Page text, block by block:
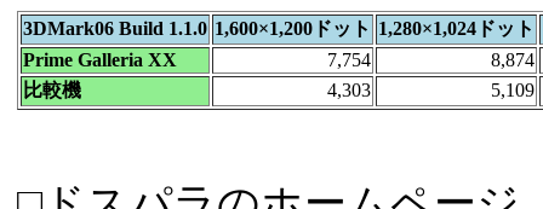
3DMark06 Build 1.1.0 1,600×1,200ドット 1,280×1,024ドット
Prime Galleria XX
7,754
8,874
比較機
4,303 5,109